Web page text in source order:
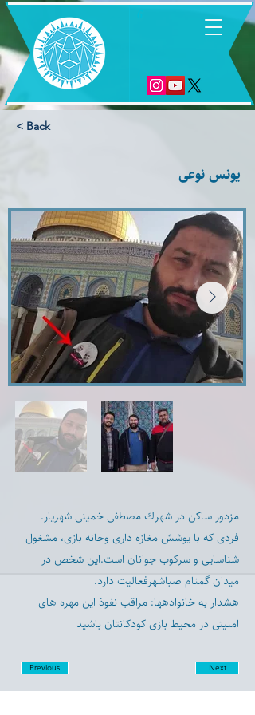
< Back
يونس نوعى
مزدور ساكن در شهرك مصطفى خمينى شهريار.
فردى كه با يوشش مغازه دارى وخانه بازى، مشغول
شناسايى و سركوب جوانان است.اين شخص در
ميدان گمنام صباشهرفعاليت دارد.
هشدار به خانوادهها: مراقب نفوذ اين مهره هاى
امنيتى در محيط بازى كودكانتان باشيد
Previous Next